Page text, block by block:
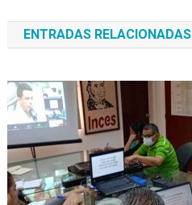
de
entradas
ENTRADAS RELACIONADAS